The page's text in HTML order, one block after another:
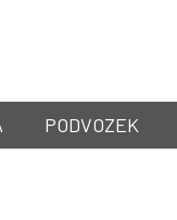
PODVOZEK